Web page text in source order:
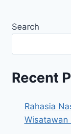
Search
Recent
Rahasia
Wisatawan